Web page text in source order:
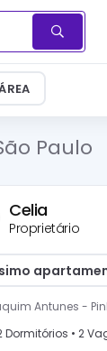
Paulo
Celia
Proprietário
Antunes -
Dormitórios • 2